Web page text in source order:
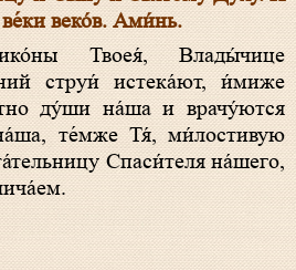
веко́в. Ами́нь.
струи́ истека́ют, и́миже
ду́ши на́ша и врачу́ются
те́мже Тя́, ми́лостивую
Спаси́теля на́шего,